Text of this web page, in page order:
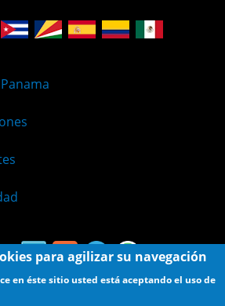
para agilizar su navegación
en éste sitio usted está aceptando el uso de